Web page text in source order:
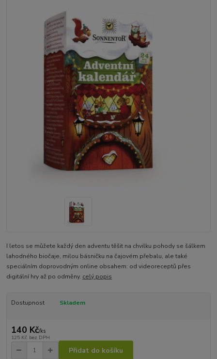
I letos se můžete každý den adventu těšit na chvilku pohody se šálkem
lahodného biočaje, milou básničku na čajovém přebalu, ale také
speciálním doprovodným online obsahem: od videoreceptů přes
digitální hry až po odměny. celý popis
Dostupnost Skladem
140 Kč/ks
125 Kč bez DPH
Přidat do košíku